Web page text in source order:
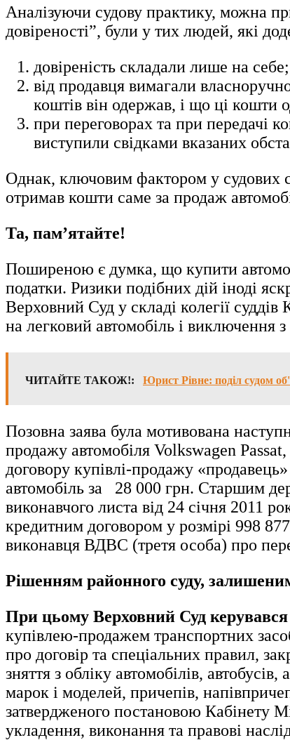
Аналізуючи судову практику, можна
довіреності”, були у тих людей, які
довіреність складали лише на себе;
від продавця вимагали
коштів він одержав, і що ці кошти
при переговорах та при передачі
виступили свідками вказаних
Однак, ключовим фактором у судових
отримав кошти саме за продаж
Та, пам’ятайте!
Поширеною є думка, що купити
податки. Ризики подібних дій іноді
Верховний Суд у складі колегії
на легковий автомобіль і виключення
ЧИТАЙТЕ ТАКОЖ!: Юрист Рівне: поділ судом
Позовна заява була мотивована
продажу автомобіля Volkswagen
договору купівлі-продажу
автомобіль за 28 000 грн. Старшим
виконавчого листа від 24 січня 2011
кредитним договором у розмірі 998
виконавця ВДВС (третя особа) про
Рішенням районного суду,
При цьому Верховний Суд
купівлею-продажем транспортних
про договір та спеціальних правил,
зняття з обліку автомобілів,
марок і моделей, причепів,
затвердженого постановою Кабінету
укладення, виконання та правові